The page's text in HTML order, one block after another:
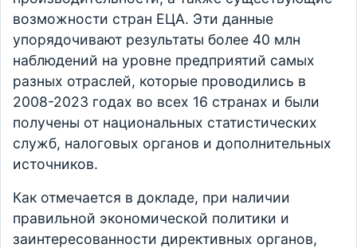
возможности стран ЕЦА. Эти данные
упорядочивают результаты более 40 млн
наблюдений на уровне предприятий самых
разных отраслей, которые проводились в
2008-2023 годах во всех 16 странах и были
получены от национальных статистических
служб, налоговых органов и дополнительных
источников.
Как отмечается в докладе, при наличии
правильной экономической политики и
заинтересованности директивных органов,